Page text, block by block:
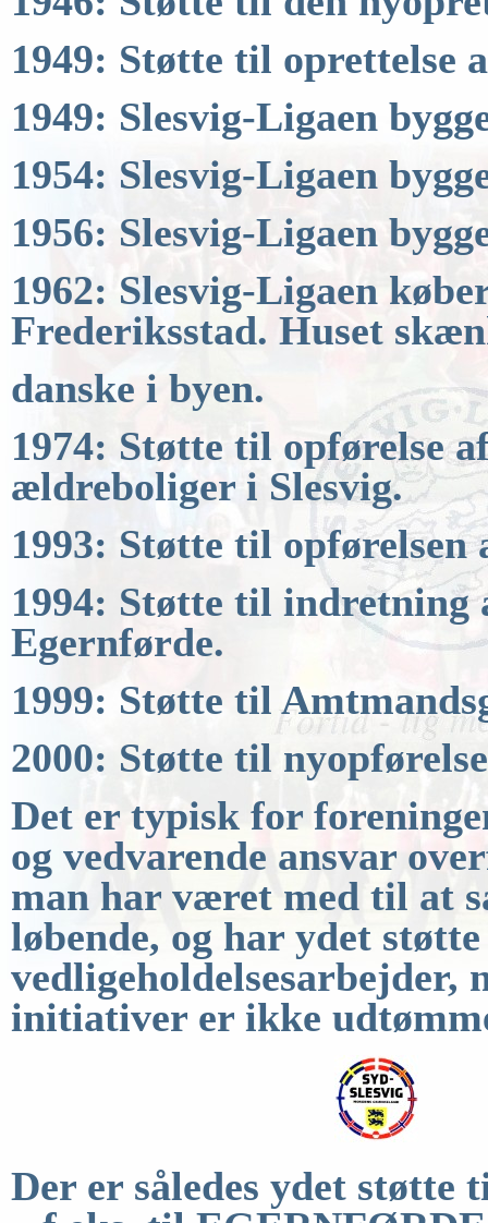
1949: Støtte til oprettelse
1949: Slesvig-Ligaen
1954: Slesvig-Ligaen
1956: Slesvig-Ligaen
1962: Slesvig-Ligaen
Frederiksstad. Huset
danske i byen.
1974: Støtte til opførelse
ældreboliger i Slesvig.
1993: Støtte til opførelsen
1994: Støtte til
Egernførde.
1999: Støtte til
2000: Støtte til
Det er typisk for
og vedvarende ansvar
man har været med til at
løbende, og har ydet
vedligeholdelsesarbejder,
initiativer er ikke
Der er således ydet støtte